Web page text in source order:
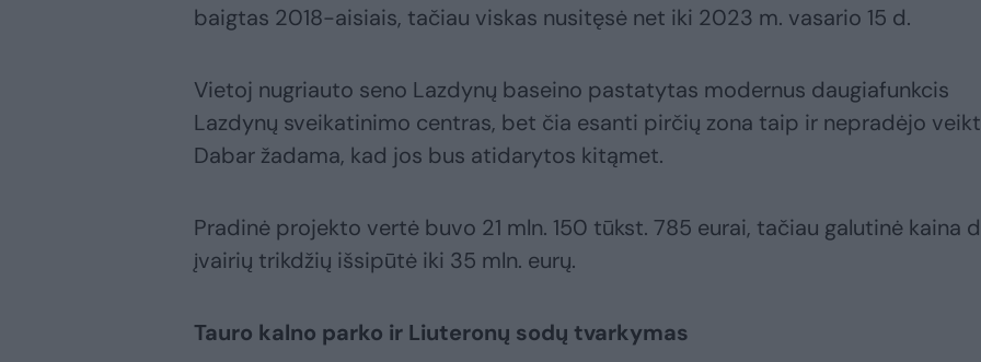
baigtas 2018-aisiais, tačiau viskas nusitęsė net iki 2023 m. vasario 15 d.
Vietoj nugriauto seno Lazdynų baseino pastatytas modernus daugiafunkcis
Lazdynų sveikatinimo centras, bet čia esanti pirčių zona taip ir nepradėjo
Dabar žadama, kad jos bus atidarytos kitąmet.
Pradinė projekto vertė buvo 21 mln. 150 tūkst. 785 eurai, tačiau galutinė kaina
įvairių trikdžių išsipūtė iki 35 mln. eurų.
Tauro kalno parko ir Liuteronų sodų tvarkymas